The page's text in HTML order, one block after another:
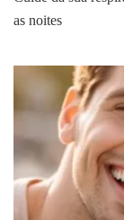
as noites